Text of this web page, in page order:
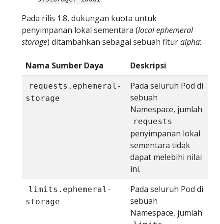
Pada rilis 1.8, dukungan kuota untuk
penyimpanan lokal sementara (local ephemeral
storage) ditambahkan sebagai sebuah fituralpha:
Nama Sumber Daya Deskripsi
requests.ephemeral-
storage
Pada seluruh Pod di
sebuah
Namespace, jumlah
requests
penyimpanan lokal
sementara tidak
dapat melebihi nilai
ini.
limits.ephemeral-
storage
Pada seluruh Pod di
sebuah
Namespace, jumlah